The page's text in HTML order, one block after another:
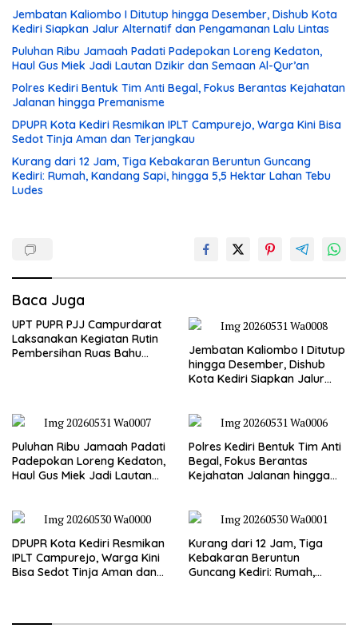
Jembatan Kaliombo I Ditutup hingga Desember, Dishub Kota
Kediri Siapkan Jalur Alternatif dan Pengamanan Lalu Lintas
Puluhan Ribu Jamaah Padati Padepokan Loreng Kedaton,
Haul Gus Miek Jadi Lautan Dzikir dan Semaan Al-Qur’an
Polres Kediri Bentuk Tim Anti Begal, Fokus Berantas Kejahatan
Jalanan hingga Premanisme
DPUPR Kota Kediri Resmikan IPLT Campurejo, Warga Kini Bisa
Sedot Tinja Aman dan Terjangkau
Kurang dari 12 Jam, Tiga Kebakaran Beruntun Guncang
Kediri: Rumah, Kandang Sapi, hingga 5,5 Hektar Lahan Tebu
Ludes
Baca Juga
UPT PUPR PJJ Campurdarat
Laksanakan Kegiatan Rutin
Pembersihan Ruas Bahu
Jembatan Kaliombo I Ditutup
hingga Desember, Dishub
Kota Kediri Siapkan Jalur
Puluhan Ribu Jamaah Padati
Padepokan Loreng Kedaton,
Haul Gus Miek Jadi Lautan
Polres Kediri Bentuk Tim Anti
Begal, Fokus Berantas
Kejahatan Jalanan hingga
DPUPR Kota Kediri Resmikan
IPLT Campurejo, Warga Kini
Bisa Sedot Tinja Aman dan
Kurang dari 12 Jam, Tiga
Kebakaran Beruntun
Guncang Kediri: Rumah,